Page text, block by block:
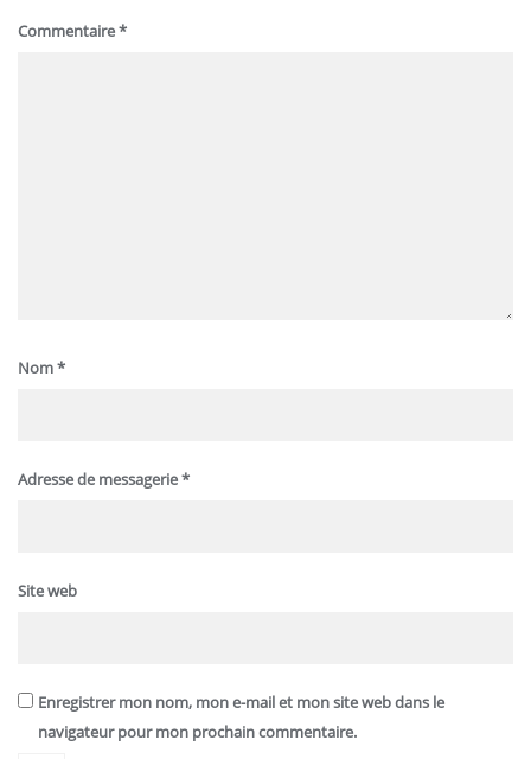
Commentaire*
Nom*
Adresse de messagerie*
Site web
Enregistrer mon nom, mon e-mail et mon site web dans le
navigateur pour mon prochain commentaire.